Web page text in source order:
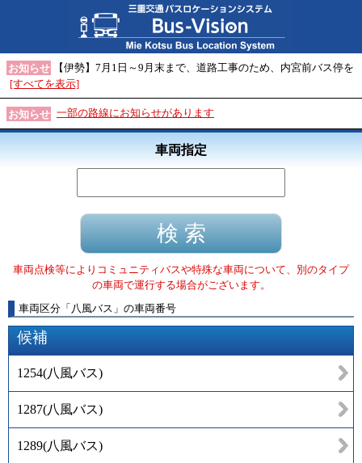
お知らせ
【伊勢】7月1日～9月末まで、道路工事のため、内宮前バス停を
[すべてを表示]
お知らせ 一部の路線にお知らせがあります
車両指定
車両点検等によりコミュニティバスや特殊な車両について、別のタイプ
の車両で運行する場合がございます。
車両区分 「 八風バス 」 の車両番号
候補
1254(八風バス)
1287(八風バス)
1289(八風バス)